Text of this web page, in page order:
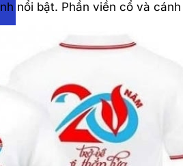
nổi bật. Phần viền cổ và